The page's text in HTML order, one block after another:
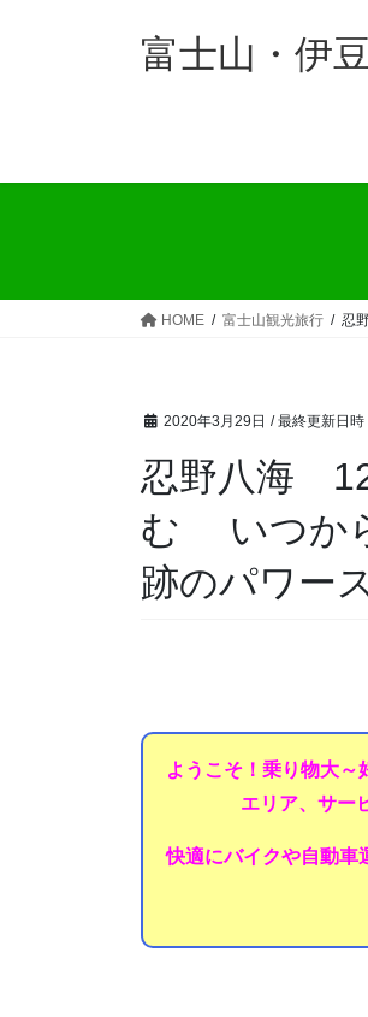
ス
ン
富士山・伊
HOME 富士山観光旅行 忍
2020年3月29日 / 最終更新日時
忍野八海
む いつか
跡のパワー
ようこそ！乗り物大～
エリア、サー
快適にバイクや自動車